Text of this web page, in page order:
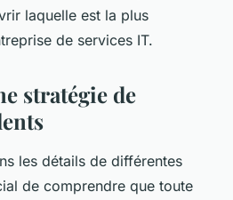
laquelle est la plus
de services IT.
stratégie de
les détails de différentes
de comprendre que toute